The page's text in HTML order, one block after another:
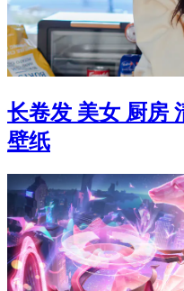
长卷发 美女 厨房
壁纸